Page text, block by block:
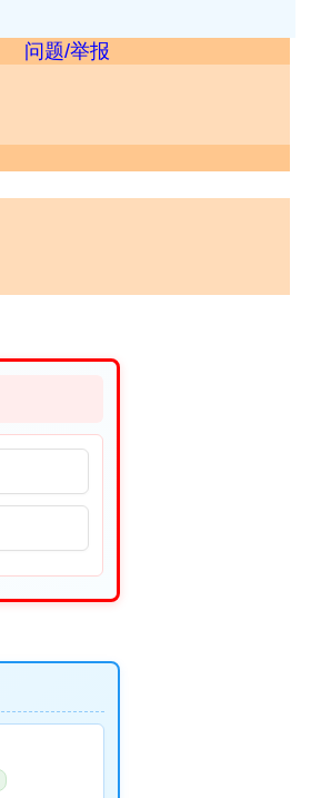
问题/举报